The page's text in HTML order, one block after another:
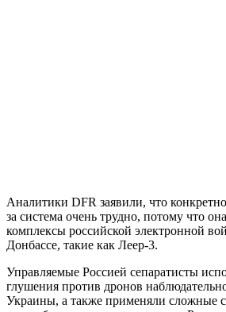
Аналитики DFR заявили, что
за система очень трудно, потому что
комплексы российской электронной
Донбассе, такие как Леер-3.
Управляемые Россией сепаратисты
глушения против дронов
Украины, а также применяли сложные